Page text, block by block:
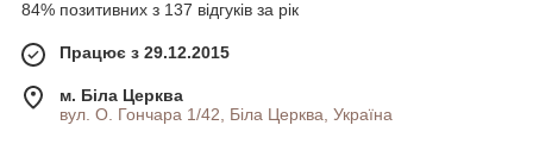
84% позитивних з 137 відгуків за рік
Працює з 29.12.2015
м. Біла Церква
вул. О. Гончара 1/42, Біла Церква, Україна